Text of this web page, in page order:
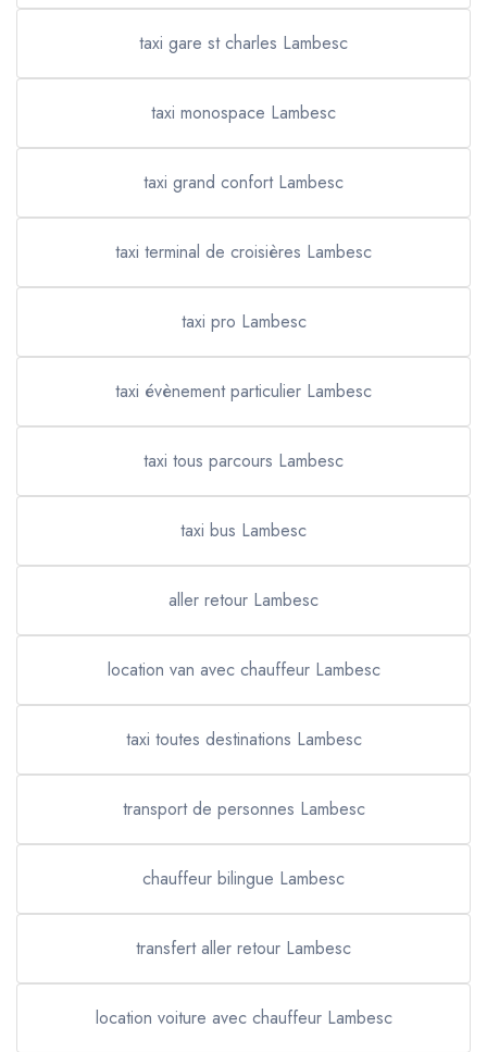
taxi gare st charles Lambesc
taxi monospace Lambesc
taxi grand confort Lambesc
taxi terminal de croisières Lambesc
taxi pro Lambesc
taxi évènement particulier Lambesc
taxi tous parcours Lambesc
taxi bus Lambesc
aller retour Lambesc
location van avec chauffeur Lambesc
taxi toutes destinations Lambesc
transport de personnes Lambesc
chauffeur bilingue Lambesc
transfert aller retour Lambesc
location voiture avec chauffeur Lambesc